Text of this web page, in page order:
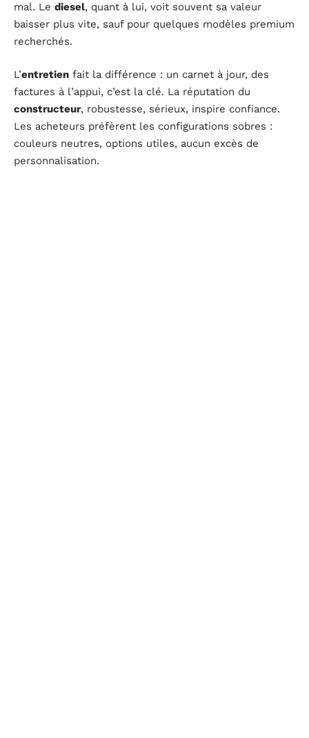
mal. Le diesel, quant à lui, voit souvent sa valeur
baisser plus vite, sauf pour quelques modèles premium
recherchés.
L’entretien fait la différence : un carnet à jour, des
factures à l’appui, c’est la clé. La réputation du
constructeur, robustesse, sérieux, inspire confiance.
Les acheteurs préfèrent les configurations sobres :
couleurs neutres, options utiles, aucun excès de
personnalisation.